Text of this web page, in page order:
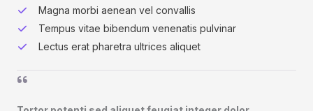
Magna morbi aenean vel convallis
Tempus vitae bibendum venenatis pulvinar
Lectus erat pharetra ultrices aliquet